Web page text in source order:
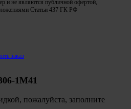
и не являются публичной офертой,
Статьи 437 ГК РФ
заказ
1М41
пожалуйста, заполните